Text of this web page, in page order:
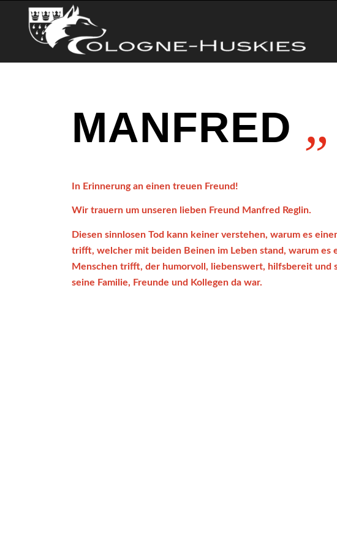
MANFRED „
In Erinnerung an einen treuen Freund!
Wir trauern um unseren lieben Freund Manfred Reglin.
Diesen sinnlosen Tod kann keiner verstehen, warum es
trifft, welcher mit beiden Beinen im Leben stand, warum es
Menschen trifft, der humorvoll, liebenswert, hilfsbereit und
seine Familie, Freunde und Kollegen da war.